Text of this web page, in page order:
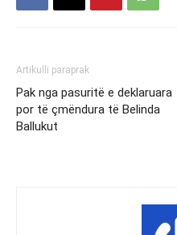
Artikulli paraprak
Pak nga pasuritë e deklaruara
por të çmëndura të Belinda
Ballukut